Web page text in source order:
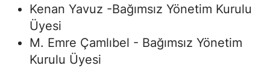
Kenan Yavuz -Bağımsız Yönetim Kurulu
Üyesi
M. Emre Çamlıbel - Bağımsız Yönetim
Kurulu Üyesi